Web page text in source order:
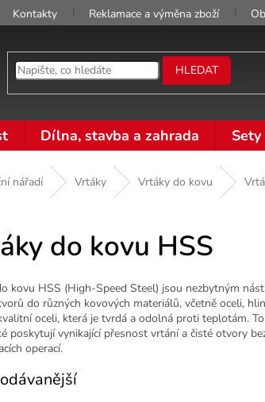
Kontakty Reklamace a výměna zboží
HLEDAT
Dílna, stavba a zahrada
nářadí Vrtáky Vrtáky do kovu
do kovu HSS
kovu HSS (High-Speed Steel) jsou nezbytným
do různých kovových materiálů, včetně oceli,
oceli, která je tvrdá a odolná proti teplotám.
poskytují vynikající přesnost vrtání a čisté otvory
operací.